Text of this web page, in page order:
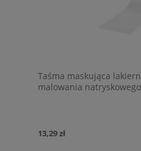
Taśma maskująca
malowania
13,29 zł